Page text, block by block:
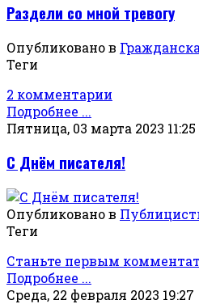
Раздели со мной тревогу
Опубликовано в
Теги
2 комментарии
Подробнее ...
Пятница, 03 марта 2023 11:25
С Днём писателя!
Опубликовано в
Теги
Станьте первым
Подробнее ...
Среда, 22 февраля 2023 19:27